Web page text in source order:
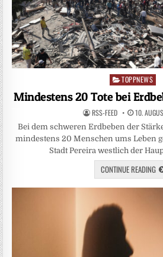
Posted
in
TOPPNEWS
Mindestens 20 Tote bei
RSS-FEED 10.
Bei dem schweren Erdbeben der
mindestens 20 Menschen ums Leben
Stadt Pereira westlich der
CONTINUE READING